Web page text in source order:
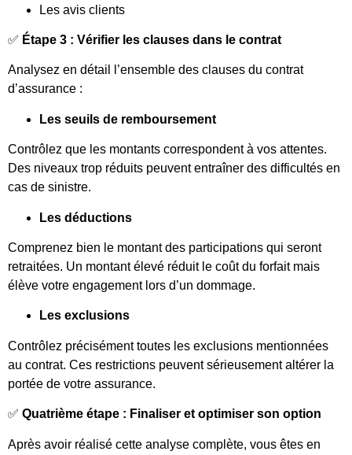
Les avis clients
✅ Étape 3 : Vérifier les clauses dans le contrat
Analysez en détail l’ensemble des clauses du contrat
d’assurance :
Les seuils de remboursement
Contrôlez que les montants correspondent à vos attentes.
Des niveaux trop réduits peuvent entraîner des difficultés en
cas de sinistre.
Les déductions
Comprenez bien le montant des participations qui seront
retraitées. Un montant élevé réduit le coût du forfait mais
élève votre engagement lors d’un dommage.
Les exclusions
Contrôlez précisément toutes les exclusions mentionnées
au contrat. Ces restrictions peuvent sérieusement altérer la
portée de votre assurance.
✅ Quatrième étape : Finaliser et optimiser son option
Après avoir réalisé cette analyse complète, vous êtes en